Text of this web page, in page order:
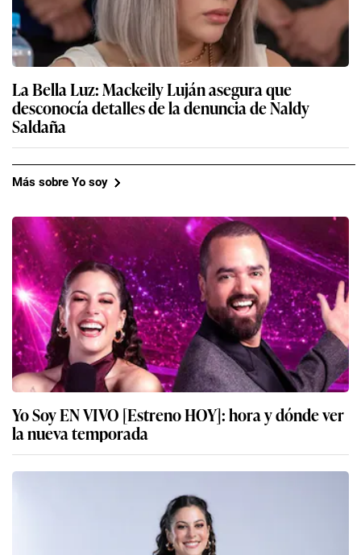
La Bella Luz: Mackeily Luján asegura que
desconocía detalles de la denuncia de Naldy
Saldaña
Más sobre Yo soy
Yo Soy EN VIVO [Estreno HOY]: hora y dónde ver
la nueva temporada